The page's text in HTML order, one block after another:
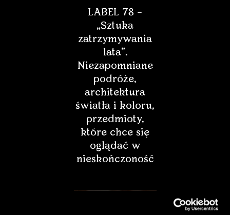
LABEL 78 –
„Sztuka
zatrzymywania
lata”.
Niezapomniane
podróże,
architektura
światła i koloru,
przedmioty,
które chce się
oglądać w
nieskończoność